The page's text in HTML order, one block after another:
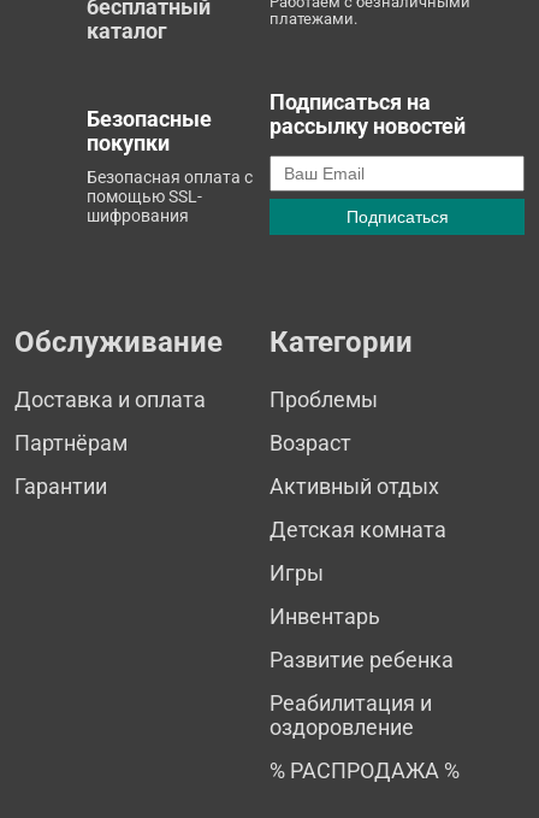
бесплатный
каталог
платежами.
Безопасные
покупки
Безопасная оплата с
помощью SSL-
шифрования
Подписаться на
рассылку новостей
Обслуживание
Доставка и оплата
Партнёрам
Гарантии
Категории
Проблемы
Возраст
Активный отдых
Детская комната
Игры
Инвентарь
Развитие ребенка
Реабилитация и
оздоровление
% РАСПРОДАЖА %